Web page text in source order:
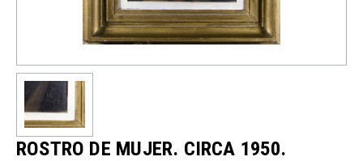
ROSTRO DE MUJER. CIRCA 1950.